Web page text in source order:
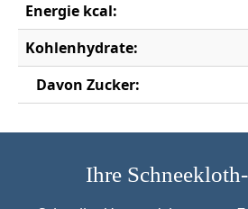
Energie kcal:
Kohlenhydrate:
Davon Zucker:
Ihre